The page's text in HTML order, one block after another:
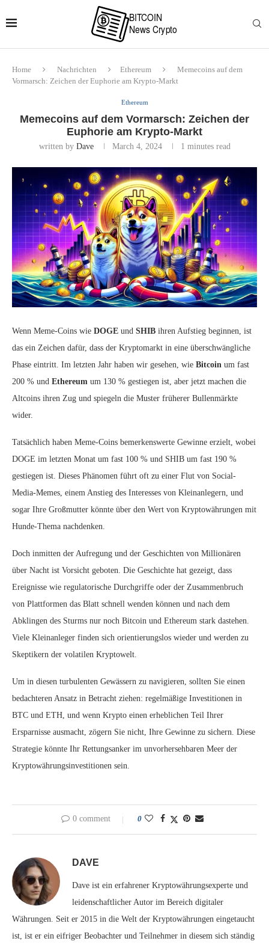
Home Nachrichten Ethereum
Memecoins auf dem
Vormarsch: Zeichen der Euphorie am Krypto-Markt
Ethereum
Memecoins auf dem Vormarsch: Zeichen der
Euphorie am Krypto-Markt
written by Dave March 4, 2024 1 minutes read
Wenn Meme-Coins wie DOGE und SHIB ihren Aufstieg beginnen, ist
das ein Zeichen dafür, dass der Kryptomarkt in eine überschwängliche
Phase eintritt. Im letzten Jahr haben wir gesehen, wie Bitcoin um fast
200 % und Ethereum um 130 % gestiegen ist, aber jetzt machen die
Altcoins ihren Zug und spiegeln die Muster früherer Bullenmärkte
wider.
Tatsächlich haben Meme-Coins bemerkenswerte Gewinne erzielt, wobei
DOGE im letzten Monat um fast 100 % und SHIB um fast 190 %
gestiegen ist. Dieses Phänomen führt oft zu einer Flut von Social-
Media-Memes, einem Anstieg des Interesses von Kleinanlegern, und
sogar Ihre Großmutter könnte über den Wert von Kryptowährungen mit
Hunde-Thema nachdenken.
Doch inmitten der Aufregung und der Geschichten von Millionären
über Nacht ist Vorsicht geboten. Die Geschichte hat gezeigt, dass
Ereignisse wie regulatorische Durchgriffe oder der Zusammenbruch
von Plattformen das Blatt schnell wenden können und nach dem
Abklingen des Sturms nur noch Bitcoin und Ethereum stark dastehen.
Viele Kleinanleger finden sich orientierungslos wieder und werden zu
Skeptikern der volatilen Kryptowelt.
Um in diesen turbulenten Gewässern zu navigieren, sollten Sie einen
bedachteren Ansatz in Betracht ziehen: regelmäßige Investitionen in
BTC und ETH, und wenn Krypto einen erheblichen Teil Ihrer
Ersparnisse ausmacht, zögern Sie nicht, Ihre Gewinne zu sichern. Diese
Strategie könnte Ihr Rettungsanker im unvorhersehbaren Meer der
Kryptowährungsinvestitionen sein.
0 comment 0
DAVE
Dave ist ein erfahrener Kryptowährungsexperte und
leidenschaftlicher Autor im Bereich digitaler
Währungen. Seit er 2015 in die Welt der Kryptowährungen eingetaucht
ist, ist er ein eifriger Beobachter und Teilnehmer in diesem sich ständig